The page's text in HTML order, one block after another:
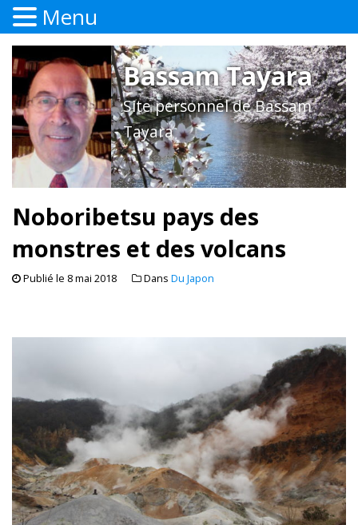
Bassam Tayara
Site personnel de Bassam
Tayara
Noboribetsu pays des
monstres et des volcans
Publié le 8 mai 2018 Dans Du Japon
Menu